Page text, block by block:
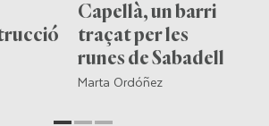
Capellà, un barri
traçat per les
runes de Sabadell
Marta Ordóñez